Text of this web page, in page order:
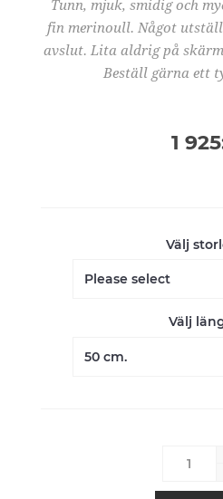
Tunn, mjuk, smidig och
fin merinoull. Något
avslut. Lita aldrig på
Beställ gärna ett
1
Välj
Välj